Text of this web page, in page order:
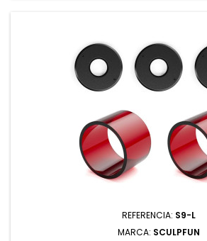
REFERENCIA: S9-L
MARCA: SCULPFUN